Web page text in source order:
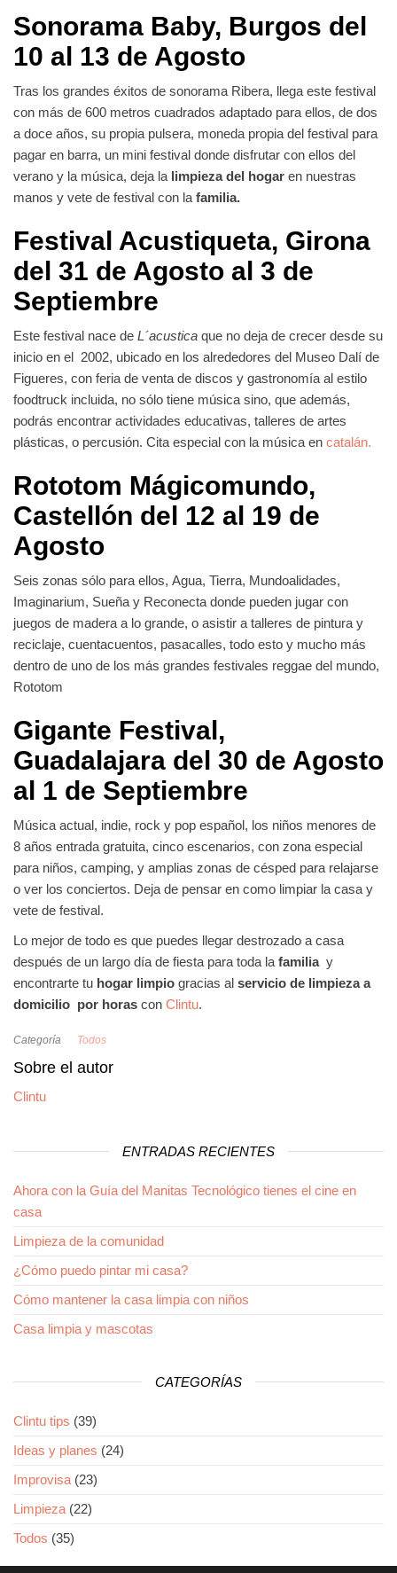
Sonorama Baby, Burgos del
10 al 13 de Agosto
Tras los grandes éxitos de sonorama Ribera, llega este festival
con más de 600 metros cuadrados adaptado para ellos, de dos
a doce años, su propia pulsera, moneda propia del festival para
pagar en barra, un mini festival donde disfrutar con ellos del
verano y la música, deja la limpieza del hogar en nuestras
manos y vete de festival con la familia.
Festival Acustiqueta, Girona
del 31 de Agosto al 3 de
Septiembre
Este festival nace de L´acustica que no deja de crecer desde su
inicio en el 2002, ubicado en los alrededores del Museo Dalí de
Figueres, con feria de venta de discos y gastronomía al estilo
foodtruck incluida, no sólo tiene música sino, que además,
podrás encontrar actividades educativas, talleres de artes
plásticas, o percusión. Cita especial con la música en catalán.
Rototom Mágicomundo,
Castellón del 12 al 19 de
Agosto
Seis zonas sólo para ellos, Agua, Tierra, Mundoalidades,
Imaginarium, Sueña y Reconecta donde pueden jugar con
juegos de madera a lo grande, o asistir a talleres de pintura y
reciclaje, cuentacuentos, pasacalles, todo esto y mucho más
dentro de uno de los más grandes festivales reggae del mundo,
Rototom
Gigante Festival,
Guadalajara del 30 de Agosto
al 1 de Septiembre
Música actual, indie, rock y pop español, los niños menores de
8 años entrada gratuita, cinco escenarios, con zona especial
para niños, camping, y amplias zonas de césped para relajarse
o ver los conciertos. Deja de pensar en como limpiar la casa y
vete de festival.
Lo mejor de todo es que puedes llegar destrozado a casa
después de un largo día de fiesta para toda la familia y
encontrarte tu hogar limpio gracias al servicio de limpieza a
domicilio por horas con Clintu.
Categoría Todos
Sobre el autor
Clintu
ENTRADAS RECIENTES
Ahora con la Guía del Manitas Tecnológico tienes el cine en
casa
Limpieza de la comunidad
¿Cómo puedo pintar mi casa?
Cómo mantener la casa limpia con niños
Casa limpia y mascotas
CATEGORÍAS
Clintu tips (39)
Ideas y planes (24)
Improvisa (23)
Limpieza (22)
Todos (35)